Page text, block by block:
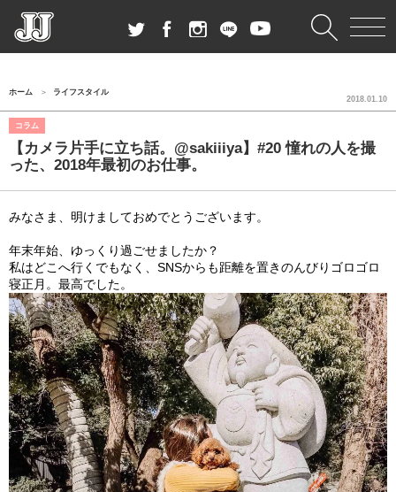
ホーム ライフスタイル
コラム
【カメラ片手に立ち話。@sakiiiya】#20 憧れの人を撮
った、2018年最初のお仕事。
2018.01.10
みなさま、明けましておめでとうございます。
年末年始、ゆっくり過ごせましたか？
私はどこへ行くでもなく、 SNSからも距離を置きのんびりゴロゴロ
寝正月。最高でした。